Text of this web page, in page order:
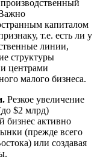
капиталом
т.е. есть ли у
линии,
структуры
центрами
малого бизнеса.
Резкое увеличение
$2 млрд)
бизнес активно
(прежде всего
или создавая